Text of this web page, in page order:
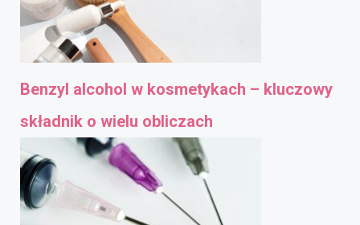
Benzyl alcohol w kosmetykach – kluczowy
składnik o wielu obliczach